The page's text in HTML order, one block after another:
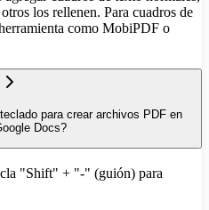
los rellenen. Para cuadros de
como MobiPDF o
para crear archivos PDF en
Docs?
"Shift" + "-" (guión) para